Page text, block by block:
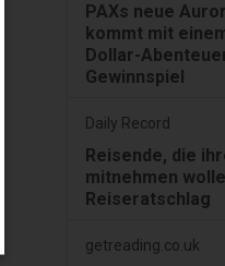
PAXs neue
kommt mit
Dollar-
Gewinnspiel
Daily Record
Reisende, die
mitnehmen
Reiseratschlag
getreading.co.uk